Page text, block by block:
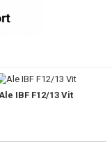
Ale IBF F12/13 Vit